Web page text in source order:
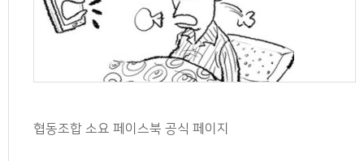
협동조합 소요 페이스북 공식 페이지